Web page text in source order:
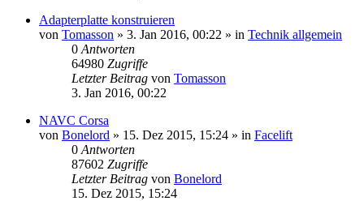
Adapterplatte konstruieren
von Tomasson » 3. Jan 2016, 00:22 » in Technik allgemein
0 Antworten
64980 Zugriffe
Letzter Beitrag von Tomasson
3. Jan 2016, 00:22
NAVC Corsa
von Bonelord » 15. Dez 2015, 15:24 » in Facelift
0 Antworten
87602 Zugriffe
Letzter Beitrag von Bonelord
15. Dez 2015, 15:24